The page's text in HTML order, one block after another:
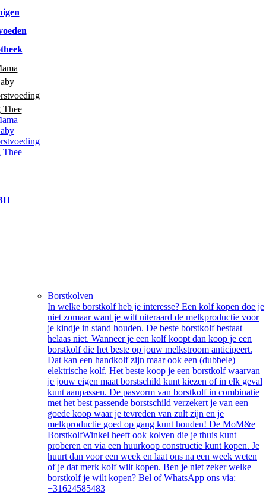
Thee
Thee
Borstkolven
In welke borstkolf heb je interesse? Een kolf kopen doe je
niet zomaar want je wilt uiteraard de melkproductie voor
je kindje in stand houden. De beste borstkolf bestaat
helaas niet. Wanneer je een kolf koopt dan koop je een
borstkolf die het beste op jouw melkstroom anticipeert.
Dat kan een handkolf zijn maar ook een (dubbele)
elektrische kolf. Het beste koop je een borstkolf waarvan
je jouw eigen maat borstschild kunt kiezen of in elk geval
kunt aanpassen. De pasvorm van borstkolf in combinatie
met het best passende borstschild verzekert je van een
goede koop waar je tevreden van zult zijn en je
melkproductie goed op gang kunt houden! De MoM&e
BorstkolfWinkel heeft ook kolven die je thuis kunt
proberen en via een huurkoop constructie kunt kopen. Je
huurt dan voor een week en laat ons na een week weten
of je dat merk kolf wilt kopen. Ben je niet zeker welke
borstkolf je wilt kopen? Bel of WhatsApp ons via:
+31624585483